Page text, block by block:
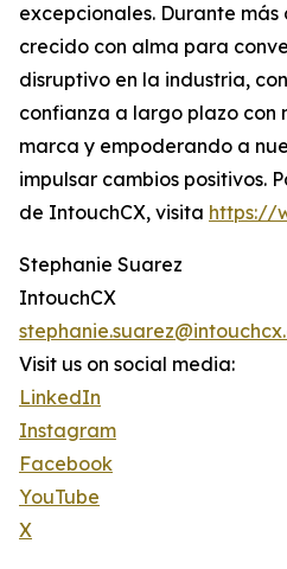
excepcionales. Durante más
crecido con alma para
disruptivo en la industria,
confianza a largo plazo con
marca y empoderando a
impulsar cambios positivos.
de IntouchCX, visita https://
Stephanie Suarez
IntouchCX
Visit us on social media:
LinkedIn
Instagram
Facebook
YouTube
X